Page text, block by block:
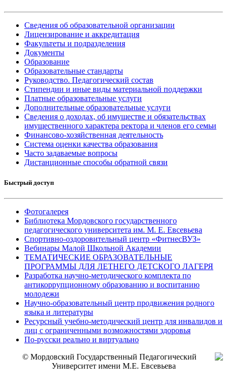
Сведения об образовательной организации
Лицензирование и аккредитация
Факультеты и подразделения
Документы
Образование
Образовательные стандарты
Руководство. Педагогический состав
Стипендии и иные виды материальной поддержки
Платные образовательные услуги
Дополнительные образовательные услуги
Сведения о доходах, об имуществе и обязательствах
имущественного характера ректора и членов его семьи
Финансово-хозяйственная деятельность
Система оценки качества образования
Часто задаваемые вопросы
Дистанционные способы обратной связи
Быстрый доступ
Фотогалерея
Библиотека Мордовского государственного
педагогического университета им. М. Е. Евсевьева
Спортивно-оздоровительный центр «ФитнесВУЗ»
Вебинары Малой Школьной Академии
ТЕМАТИЧЕСКИЕ ОБРАЗОВАТЕЛЬНЫЕ
ПРОГРАММЫ ДЛЯ ЛЕТНЕГО ДЕТСКОГО ЛАГЕРЯ
Разработка научно-методического комплекта по
антикоррупционному образованию и воспитанию
молодежи
Научно-образовательный центр продвижения родного
языка и литературы
Ресурсный учебно-методический центр для инвалидов и
лиц с ограниченными возможностями здоровья
По-русски реально и виртуально
© Мордовский Государственный Педагогический
Университет имени М.Е. Евсевьева